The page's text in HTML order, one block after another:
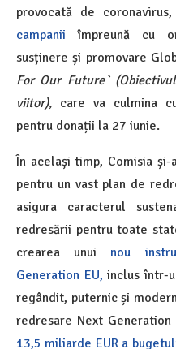
provocată de
campanii împreună cu
susținere și promovare
For Our Future`
viitor), care va culmina
pentru donații la 27 iunie.
În același timp, Comisia
pentru un vast plan de
asigura caracterul
redresării pentru toate
crearea unui nou
Generation EU, inclus într-
regândit, puternic și
redresare Next
13,5 miliarde EUR a